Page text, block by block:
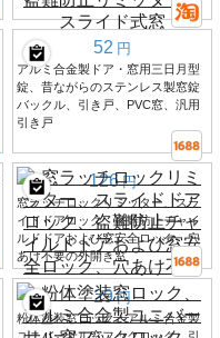
52 円
アルミ合金製ドア・窓用三日月型
錠、昔ながらのステンレス製窓錠
バックル、引き戸、PVC窓、汎用
引き戸
126 円
窓ラッチロックリミッター、スラ
イドドアロック、盗難防止チャイ
ルドドアおよび窓安全ロック、穴
あけ不要の外開き窓
29 円
粉体塗装窓ロック、アルミ合金製